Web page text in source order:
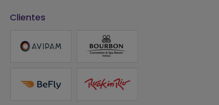
Clientes